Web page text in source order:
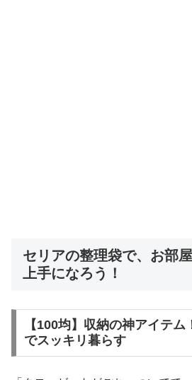
セリアの整理袋で、お部
上手になろう！
【100均】収納の神アイテ
でスッキリ暮らす